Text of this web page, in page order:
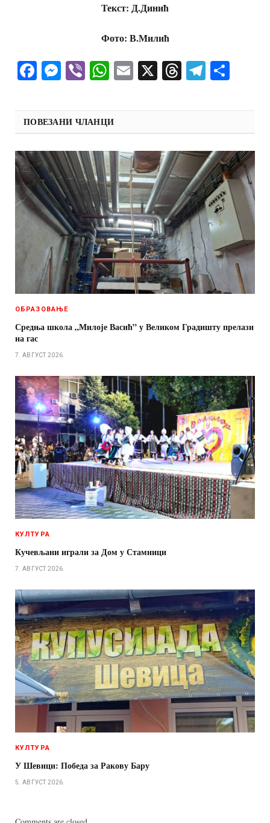
Текст: Д.Динић
Фото: В.Милић
Facebook
Messenger
ViberWhatsApp
Email
X Threads
ПОВЕЗАНИ ЧЛАНЦИ
ОБРАЗОВАЊЕ
Средња школа „Милоје Васић” у Великом Градишту прелази
на гас
7. АВГУСТ 2026.
КУЛТУРА
Кучевљани играли за Дом у Стамници
7. АВГУСТ 2026.
КУЛТУРА
У Шевици: Победа за Ракову Бару
5. АВГУСТ 2026.